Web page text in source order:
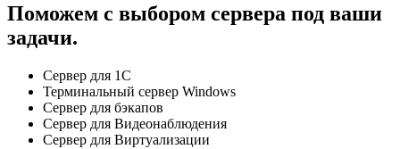
Поможем с выбором сервера под ваши
задачи.
Сервер для 1С
Терминальный сервер Windows
Сервер для бэкапов
Сервер для Видеонаблюдения
Сервер для Виртуализации